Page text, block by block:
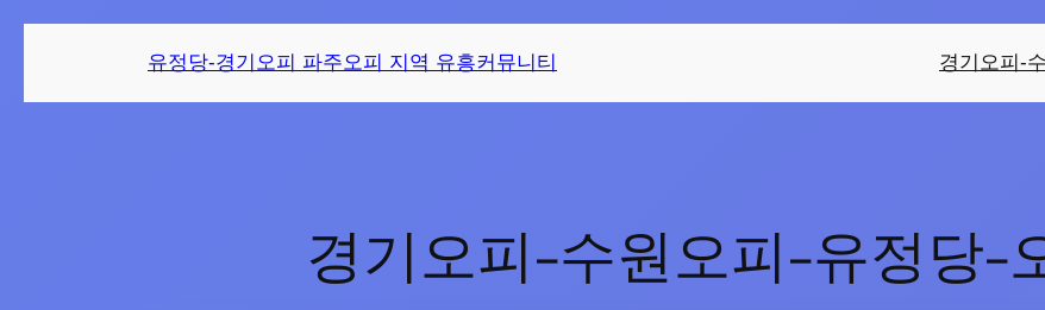
유정당-경기오피 파주오피 지역 유흥커뮤니티 경기오피-
경기오피-수원오피-유정당-